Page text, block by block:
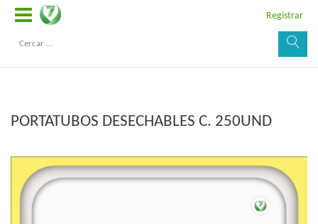
Registrar
PORTATUBOS DESECHABLES C. 250UND